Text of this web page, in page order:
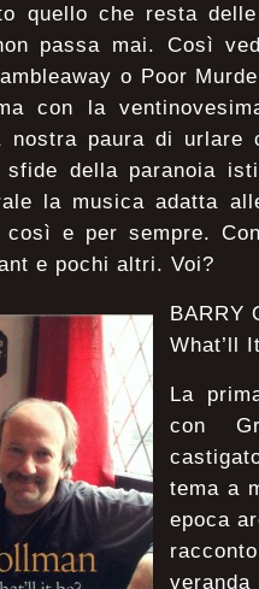
quello che resta
passa mai. Così
o Poor
con la
nostra paura di urlare
della paranoia
la musica adatta
e per sempre.
e pochi altri. Voi?
BARRY
What’ll
La
con
tema a
epoca